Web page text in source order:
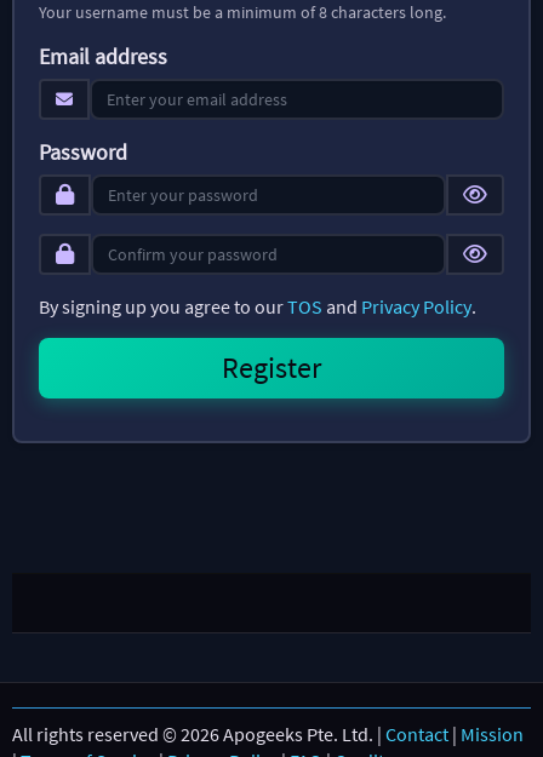
Your username must be a minimum of 8 characters long.
Email address
Password
By signing up you agree to ourTOS and Privacy Policy.
All rights reserved © 2026 Apogeeks Pte. Ltd. | Contact | Mission